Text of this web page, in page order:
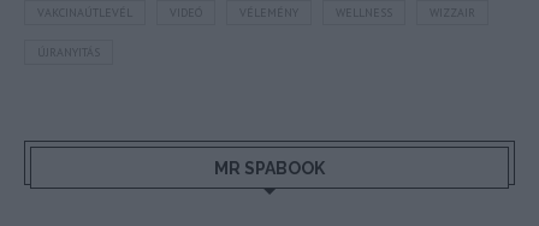
VAKCINAÚTLEVÉL WIZZAIR
ÚJRANYITÁS
MR SPABOOK